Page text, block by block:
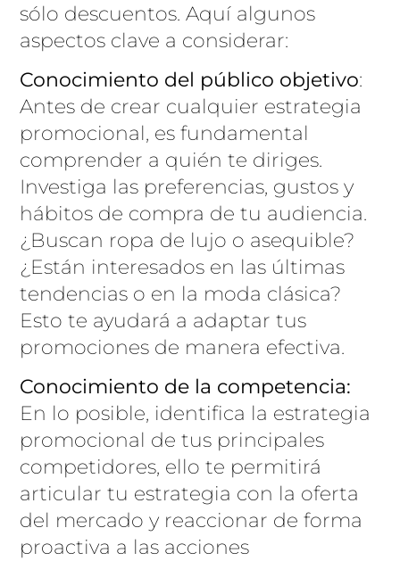
sólo descuentos. Aquí algunos
aspectos clave a considerar:
Conocimiento del público objetivo:
Antes de crear cualquier estrategia
promocional, es fundamental
comprender a quién te diriges.
Investiga las preferencias, gustos y
hábitos de compra de tu audiencia.
¿Buscan ropa de lujo o asequible?
¿Están interesados en las últimas
tendencias o en la moda clásica?
Esto te ayudará a adaptar tus
promociones de manera efectiva.
Conocimiento de la competencia:
En lo posible, identifica la estrategia
promocional de tus principales
competidores, ello te permitirá
articular tu estrategia con la oferta
del mercado y reaccionar de forma
proactiva a las acciones